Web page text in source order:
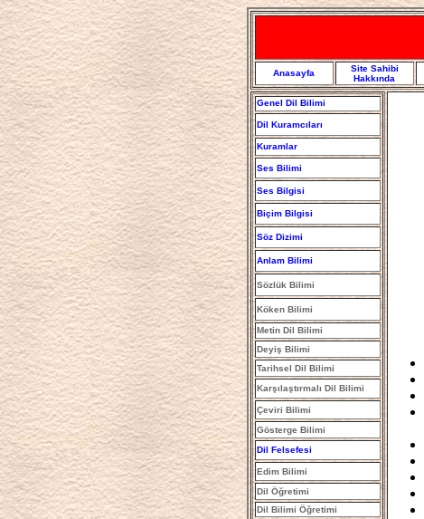
Anasayfa
Site Sahibi
Hakkında
Genel Dil Bilimi
Dil Kuramcıları
Kuramlar
Ses Bilimi
Ses Bilgisi
Biçim Bilgisi
Söz Dizimi
Anlam Bilimi
Sözlük Bilimi
Köken Bilimi
Metin Dil Bilimi
Deyiş Bilimi
Tarihsel Dil Bilimi
Karşılaştırmalı Dil Bilimi
Çeviri Bilimi
Gösterge Bilimi
Dil Felsefesi
Edim Bilimi
Dil Öğretimi
Dil Bilimi Öğretimi